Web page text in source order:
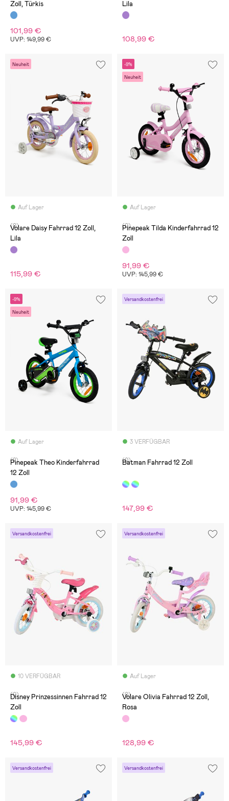
Zoll, Türkis
101,99 €
UVP: 149,99 €
Lila
108,99 €
Neuheit
Auf Lager
(0)
Volare Daisy Fahrrad 12 Zoll,
Lila
115,99 €
-9%
Neuheit
Auf Lager
(0)
Pinepeak Tilda Kinderfahrrad 12
Zoll
91,99 €
UVP: 145,99 €
-9%
Neuheit
Auf Lager
(2)
Pinepeak Theo Kinderfahrrad
12 Zoll
91,99 €
UVP: 145,99 €
Versandkostenfrei
3 VERFÜGBAR
(0)
Batman Fahrrad 12 Zoll
147,99 €
Versandkostenfrei
10 VERFÜGBAR
(0)
Disney Prinzessinnen Fahrrad 12
Zoll
145,99 €
Versandkostenfrei
Auf Lager
(0)
Volare Olivia Fahrrad 12 Zoll,
Rosa
128,99 €
Versandkostenfrei Versandkostenfrei